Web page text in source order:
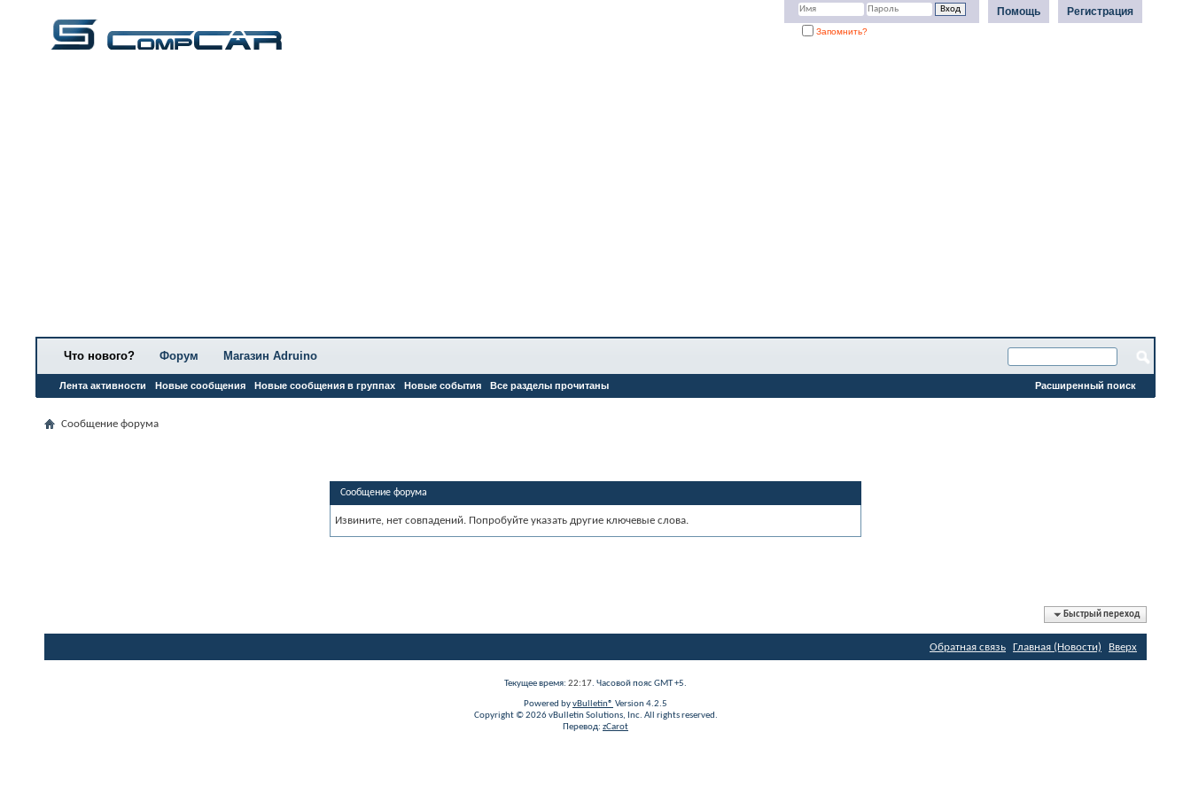
Регистрация
Помощь
Запомнить?
Что нового?
Лента активности Новые сообщения Новые сообщения в группах Новые события Все разделы прочитаны
Форум Магазин Adruino
Расширенный поиск
Сообщение форума
Сообщение форума
Извините, нет совпадений. Попробуйте указать другие ключевые слова.
Быстрый переход
Обратная связь Главная (Новости) Вверх
Текущее время: 22:17. Часовой пояс GMT +5.
Powered byvBulletin® Version 4.2.5
Copyright © 2026 vBulletin Solutions, Inc. All rights reserved.
Перевод: zCarot